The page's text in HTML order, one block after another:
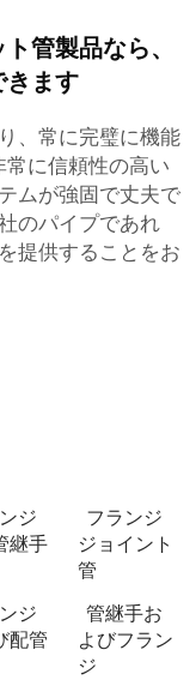
管製品なら、
きます
、常に完璧に機能
常に信頼性の高い
ムが強固で丈夫で
のパイプであれ
提供することをお
ジ
継手
フランジ
ジョイント
管
ジ
配管
管継手お
よびフラン
ジ